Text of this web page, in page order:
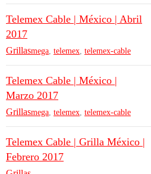
Telemex Cable | México | Abril
2017
Grillasmega telemex telemex-cable
Telemex Cable | México |
Marzo 2017
Grillasmega telemex telemex-cable
Telemex Cable | Grilla México |
Febrero 2017